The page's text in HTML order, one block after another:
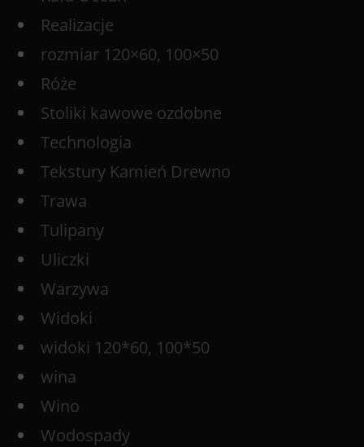
Realizacje
rozmiar 120×60, 100×50
Róże
Stoliki kawowe ozdobne
Technologia
Tekstury Kamień Drewno
Trawa
Tulipany
Uliczki
Warzywa
Widoki
widoki 120*60, 100*50
wina
Wino
Wodospady